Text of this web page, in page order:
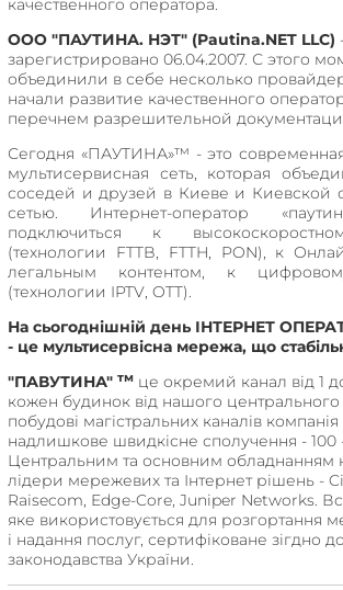
качественного оператора.
ООО "ПАУТИНА. НЭТ" (Pautina.NET LLC)
зарегистрировано 06.04.2007. С этого
объединили в себе несколько
начали развитие качественного
перечнем разрешительной
Сегодня «ПАУТИНА»™ - это
мультисервисная сеть, которая
соседей и друзей в Киеве и Киевской
сетью. Интернет-оператор
подключиться к
(технологии FTTB, FTTH, PON), к
легальным контентом, к
(технологии IPTV, OTT).
На сьогоднішній день ІНТЕРНЕТ
- це мультисервісна мережа, що
"ПАВУТИНА" тм це окремий канал від 1 до
кожен будинок від нашого
побудові магістральних каналів
надлишкове швидкісне сполучення - 100 -
Центральним та основним обладнанням
лідери мережевих та Інтернет рішень -
Raisecom, Edge-Core, Juniper Networks.
яке використовується для розгортання
і надання послуг, сертифіковане зігдно
законодавства України.